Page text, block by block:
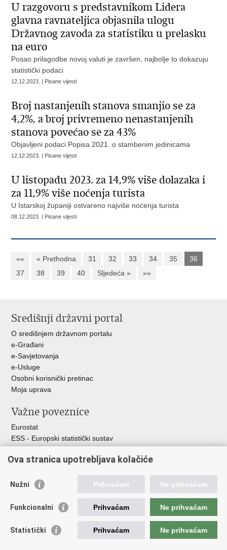
U razgovoru s predstavnikom Lidera
glavna ravnateljica objasnila ulogu
Državnog zavoda za statistiku u prelasku
na euro
Posao prilagodbe novoj valuti je završen, najbolje to dokazuju
statistički podaci
12.12.2023. | Pisane vijesti
Broj nastanjenih stanova smanjio se za
4,2%, a broj privremeno nenastanjenih
stanova povećao se za 43%
Objavljeni podaci Popisa 2021. o stambenim jedinicama
12.12.2023. | Pisane vijesti
U listopadu 2023. za 14,9% više dolazaka i
za 11,9% više noćenja turista
U Istarskoj županiji ostvareno najviše noćenja turista
08.12.2023. | Pisane vijesti
«« « Prethodna 31 32 33 34 35
36
37
38 39 40 Sljedeća » »»
Središnji državni portal
O središnjem državnom portalu
e-Građani
e-Savjetovanja
e-Usluge
Osobni korisnički pretinac
Moja uprava
Važne poveznice
Eurostat
ESS - Europski statistički sustav
Statistički savjet Republike Hrvatske
Statistički sustav Republike Hrvatske
Odbor za sustav službene statistike RH
Ministarstvo zaštite okoliša i zelene tranzicije
Ova stranica upotrebljava kolačiće
Nužni Prihvaćam Ne prihvaćam
Funkcionalni Prihvaćam Ne prihvaćam
Statistički Prihvaćam Ne prihvaćam